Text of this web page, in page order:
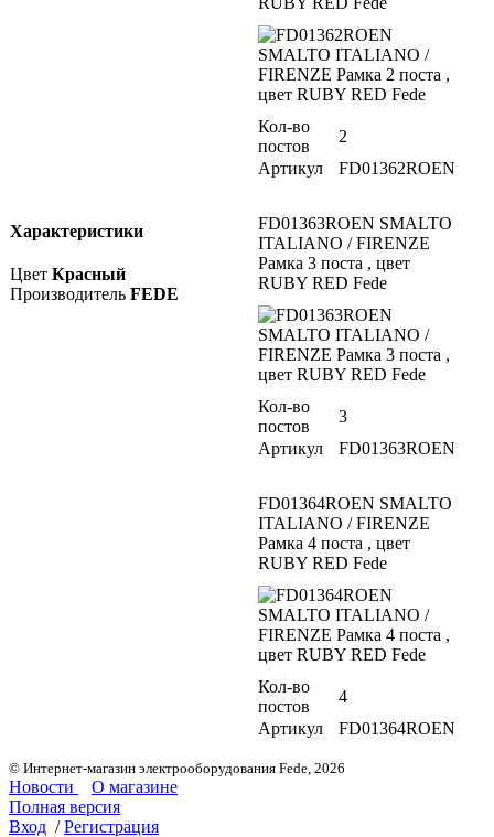
Кол-во
постов
2
Артикул
FD01362ROEN
FD01363ROEN SMALTO
ITALIANO / FIRENZE
Рамка 3 поста , цвет
RUBY RED Fede
Кол-во
постов
3
Артикул
FD01363ROEN
FD01364ROEN SMALTO
ITALIANO / FIRENZE
Рамка 4 поста , цвет
RUBY RED Fede
Кол-во
постов
4
Артикул
FD01364ROEN
Характеристики
Цвет Красный
Производитель FEDE
© Интернет-магазин электрооборудования Fede, 2026
Новости
О магазине
Полная версия
Вход / Регистрация